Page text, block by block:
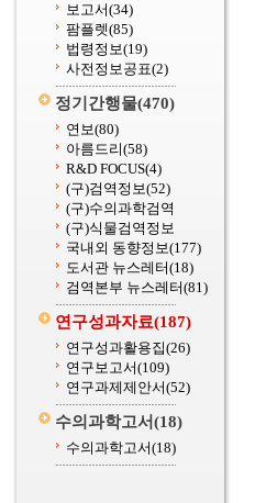
보고서(34)
팜플렛(85)
법령정보(19)
사전정보공표(2)
정기간행물(470)
연보(80)
아름드리(58)
R&D FOCUS(4)
(구)검역정보(52)
(구)수의과학검역
(구)식물검역정보
국내외 동향정보(177)
도서관 뉴스레터(18)
검역본부 뉴스레터(81)
연구성과자료(187)
연구성과활용집(26)
연구보고서(109)
연구과제제안서(52)
수의과학고서(18)
수의과학고서(18)